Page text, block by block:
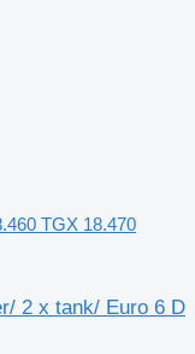
TGX 18.470
2 x tank/ Euro 6 D